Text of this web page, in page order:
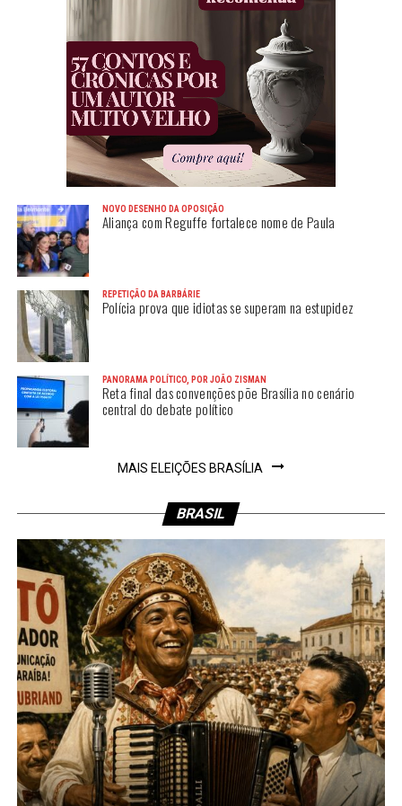
NOVO DESENHO DA OPOSIÇÃO
Aliança com Reguffe fortalece nome de Paula
REPETIÇÃO DA BARBÁRIE
Polícia prova que idiotas se superam na estupidez
PANORAMA POLÍTICO, POR JOÃO ZISMAN
Reta final das convenções põe Brasília no cenário
central do debate político
MAIS ELEIÇÕES BRASÍLIA
BRASIL